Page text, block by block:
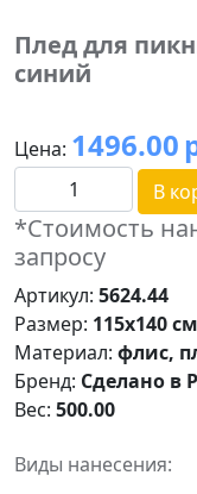
Плед для
синий
Цена: 1496.00
В
*Стоимость
запросу
Артикул: 5624.44
Размер: 115х140
Материал: флис,
Бренд: Сделано в
Вес: 500.00
Виды нанесения: